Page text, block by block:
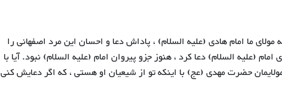
ما امام هادی (علیه السلام) ، پاداش دعا و احسان این مرد اصفهانی را
(علیه السلام) دعا کرد ، هنوز جزو پیروان امام (علیه السلام) نبود. آیا با
حضرت مهدی (عج) با اینکه تو از شیعیان او هستی ، که اگر دعایش کنی